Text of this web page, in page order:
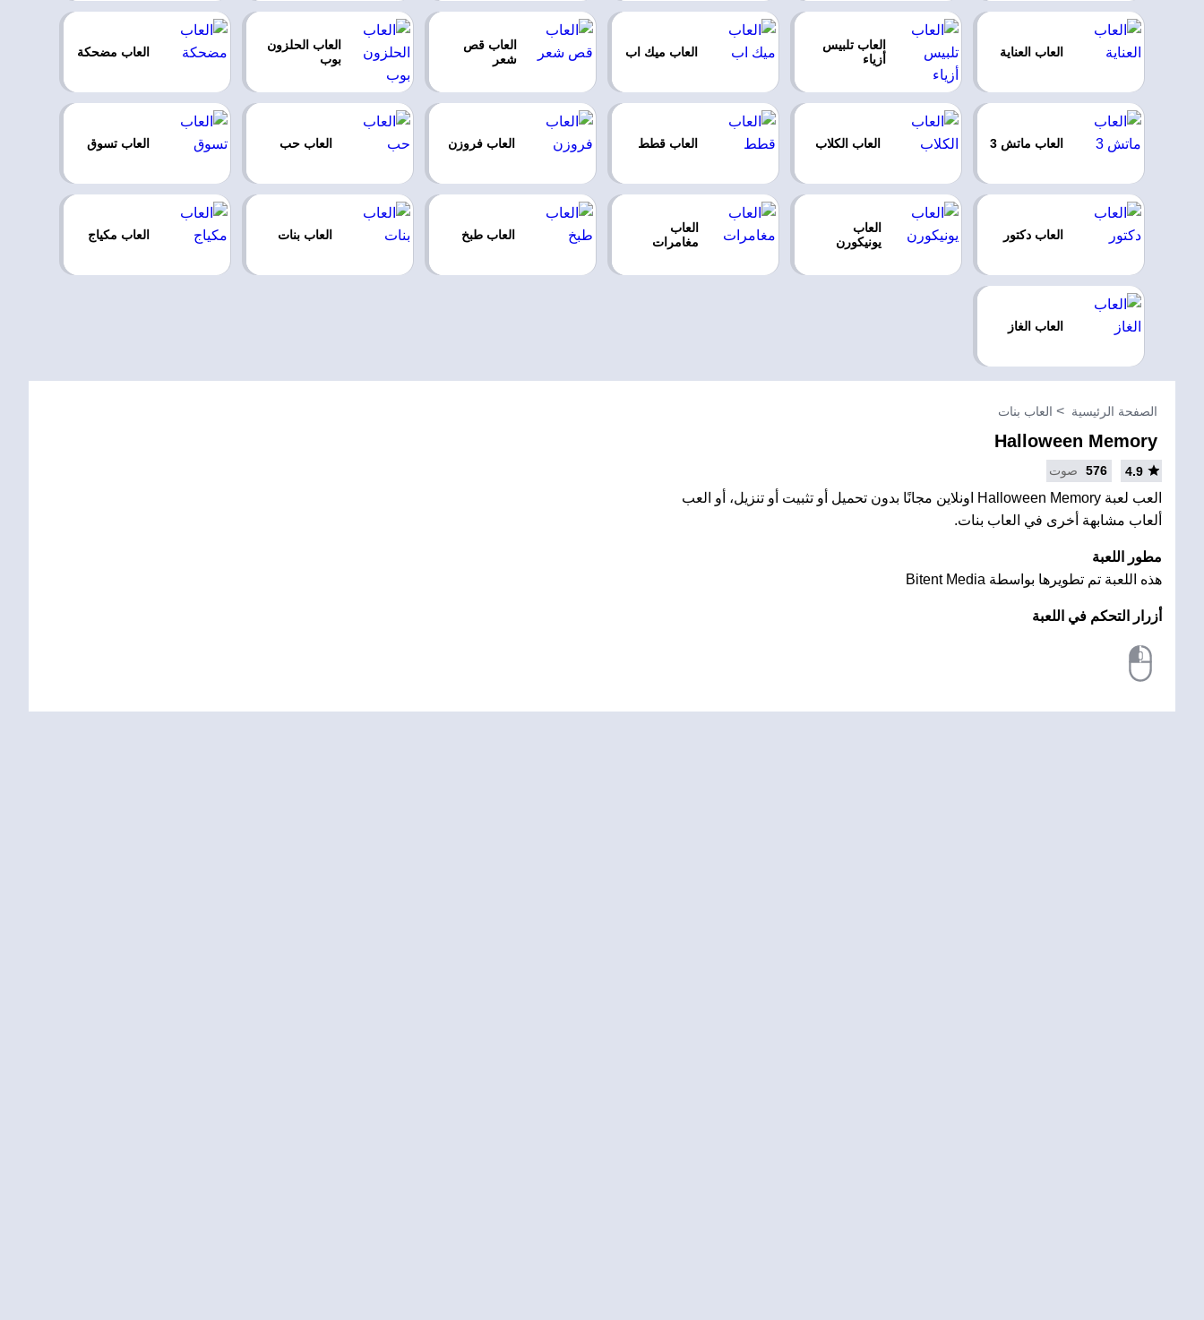
العاب العناية
العاب تلبيس
أزياء
العاب ميك اب
العاب قص
شعر
العاب الحلزون
بوب
العاب مضحكة
العاب ماتش 3 العاب الكلاب العاب قطط العاب فروزن العاب حب العاب تسوق
العاب دكتور
العاب
يونيكورن
العاب
مغامرات
العاب طبخ العاب بنات العاب مكياج
العاب الغاز
الصفحة الرئيسية العاب بنات
Halloween Memory
4.9
576 صوت
العب لعبة Halloween Memory اونلاين مجانًا بدون تحميل أو تثبيت أو تنزيل، أو العب
ألعاب مشابهة أخرى في العاب بنات.
مطور اللعبة
هذه اللعبة تم تطويرها بواسطة Bitent Media
أزرار التحكم في اللعبة